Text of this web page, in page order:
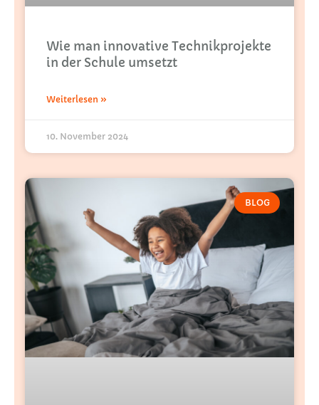
Wie man innovative Technikprojekte
in der Schule umsetzt
Weiterlesen »
10. November 2024
BLOG